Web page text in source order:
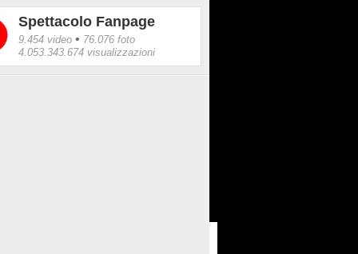
Spettacolo Fanpage
9.454 video • 76.076 foto
4.053.343.674 visualizzazioni